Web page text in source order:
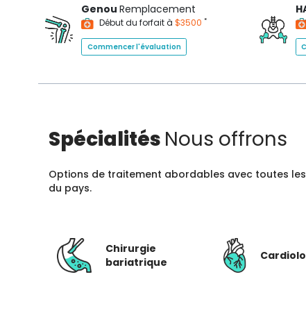
Genou Remplacement
Début du forfait à $3500 *
Commencer l'évaluation
Spécialités Nous offrons
Options de traitement abordables avec toutes
du pays.
Chirurgie
bariatrique